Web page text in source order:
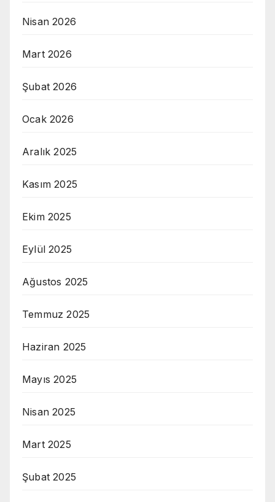
Nisan 2026
Mart 2026
Şubat 2026
Ocak 2026
Aralık 2025
Kasım 2025
Ekim 2025
Eylül 2025
Ağustos 2025
Temmuz 2025
Haziran 2025
Mayıs 2025
Nisan 2025
Mart 2025
Şubat 2025